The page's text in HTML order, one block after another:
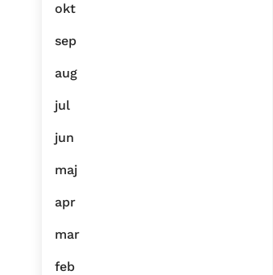
okt
sep
aug
jul
jun
maj
apr
mar
feb